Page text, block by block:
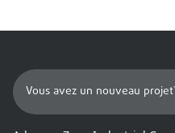
Vous avez un nouveau